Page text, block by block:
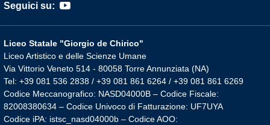
Seguici su:
Liceo Statale "Giorgio de Chirico"
Liceo Artistico e delle Scienze Umane
Via Vittorio Veneto 514 - 80058 Torre Annunziata (NA)
Tel: +39 081 536 2838 / +39 081 861 6264 / +39 081 861 6269
Codice Meccanografico: NASD04000B – Codice Fiscale:
82008380634 – Codice Univoco di Fatturazione: UF7UYA
Codice iPA: istsc_nasd04000b – Codice AOO: